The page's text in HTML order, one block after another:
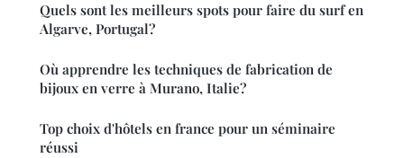
Quels sont les meilleurs spots pour faire du surf en
Algarve, Portugal?
Où apprendre les techniques de fabrication de
bijoux en verre à Murano, Italie?
Top choix d'hôtels en france pour un séminaire
réussi